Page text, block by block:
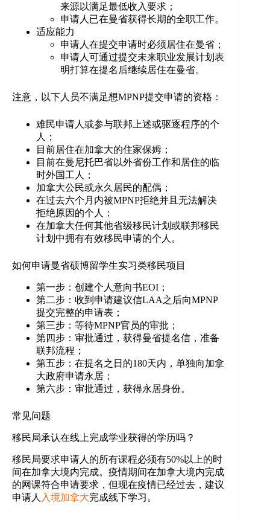
来源以满足最低收入要求；
申请人已在曼省获得长期的全职工作。
适应能力
申请人在提交申请时必须居住在曼省；
申请人可通过提交未来职业发展计划表
明打算在提名后继续居住在曼省。
注意，以下人员不满足想MPNP提交申请的资格：
难民申请人或参与联邦上述或驱逐程序的个
人；
目前居住在加拿大的住家保姆；
目前在曼尼托巴省以外省份工作和居住的临
时外国工人；
加拿大公民或永久居民的配偶；
在过去六个月内被MPNP拒绝并且无法解决
拒绝原因的个人；
在加拿大任何其他省级移民计划或联邦移民
计划中拥有有效移民申请的个人。
如何申请曼省硕博留学生实习类移民项目
第一步：创建个人意向书EOI；
第二步：收到申请建议信LAA之后向MPNP
提交完整的申请表；
第三步：等待MPNP官员的审批；
第四步：审批通过，获得曼省提名信，准备
联邦流程；
第五步：在提名之日的180天内，单独向加拿
大政府申请永居；
第六步：审批通过，获得永居身份。
常见问题
移民局承认在线上完成学业获得的学历吗？
移民局要求申请人的所有课程必须有50%以上的时
间在加拿大境内完成。疫情期间在加拿大境内完成
的网课符合申请要求，但现在疫情已经过去，建议
申请人 入境加拿大完成线下学习。